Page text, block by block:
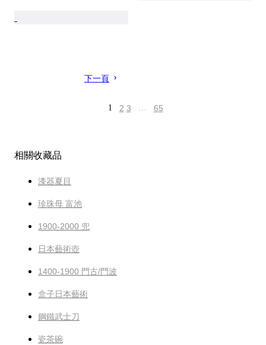
下一頁
1 2 3 … 65
相關收藏品
漆器夏目
珍珠母 富池
1900-2000 兜
日本藝術壺
1400-1900 門古/門波
盒子日本藝術
鋼鐵武士刀
瓷茶碗